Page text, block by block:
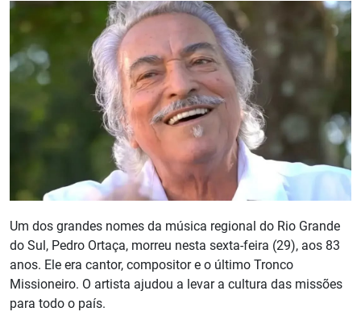
Um dos grandes nomes da música regional do Rio Grande
do Sul, Pedro Ortaça, morreu nesta sexta-feira (29), aos 83
anos. Ele era cantor, compositor e o último Tronco
Missioneiro. O artista ajudou a levar a cultura das missões
para todo o país.